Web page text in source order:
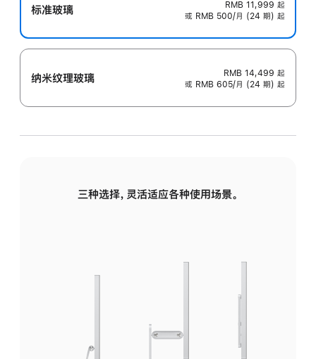
标准玻璃 RMB 11,999 起
或 RMB 500/月 (24 期) 起
纳米纹理玻璃 RMB 14,499 起
或 RMB 605/月 (24 期) 起
三种选择，灵活适应各种使用场景。